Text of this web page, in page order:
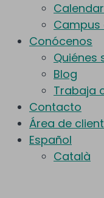
Campus
Conócenos
Quiénes
Blog
Trabaja
Contacto
Área de
Español
Català